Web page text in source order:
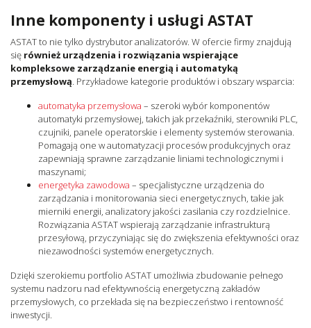
Inne komponenty i usługi ASTAT
ASTAT to nie tylko dystrybutor analizatorów. W ofercie firmy znajdują
się również urządzenia i rozwiązania wspierające
kompleksowe zarządzanie energią i automatyką
przemysłową . Przykładowe kategorie produktów i obszary wsparcia:
automatyka przemysłowa – szeroki wybór komponentów
automatyki przemysłowej, takich jak przekaźniki, sterowniki PLC,
czujniki, panele operatorskie i elementy systemów sterowania.
Pomagają one w automatyzacji procesów produkcyjnych oraz
zapewniają sprawne zarządzanie liniami technologicznymi i
maszynami;
energetyka zawodowa – specjalistyczne urządzenia do
zarządzania i monitorowania sieci energetycznych, takie jak
mierniki energii, analizatory jakości zasilania czy rozdzielnice.
Rozwiązania ASTAT wspierają zarządzanie infrastrukturą
przesyłową, przyczyniając się do zwiększenia efektywności oraz
niezawodności systemów energetycznych.
Dzięki szerokiemu portfolio ASTAT umożliwia zbudowanie pełnego
systemu nadzoru nad efektywnością energetyczną zakładów
przemysłowych, co przekłada się na bezpieczeństwo i rentowność
inwestycji.